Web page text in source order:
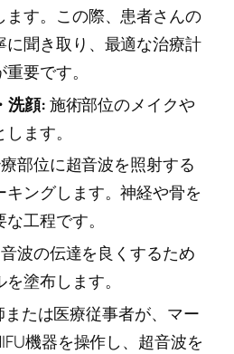
ます。この際、患者さんの
に聞き取り、最適な治療計
要です。
洗顔:施術部位のメイクや
ます。
部位に超音波を照射する
ングします。神経や骨を
工程です。
波の伝達を良くするため
塗布します。
または医療従事者が、マー
機器を操作し、超音波を